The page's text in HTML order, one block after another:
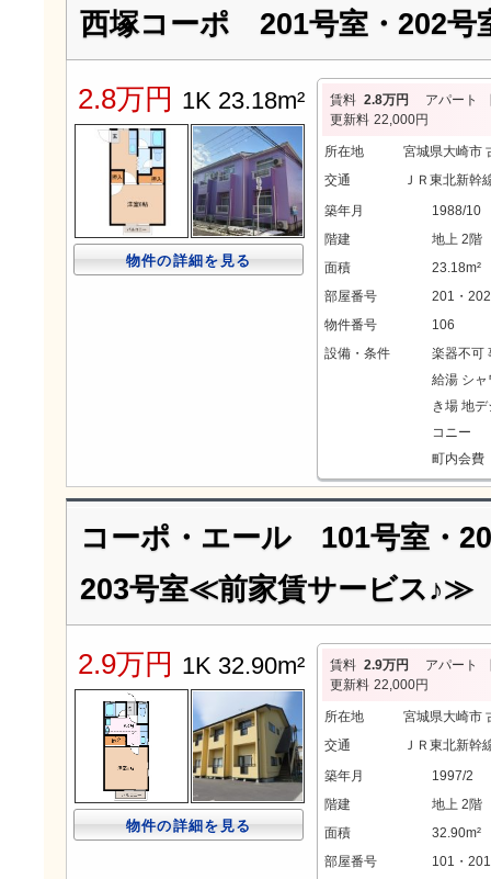
西塚コーポ 201号室・202号
2.8万円 1K 23.18m²
物件の詳細を見る
賃料 2.8万円 アパート
更新料 22,000円
所在地
宮城県大崎市
交通
ＪＲ東北新幹
築年月
1988/10
階建
地上 2階
面積
23.18m²
部屋番号
201・202
物件番号
106
設備・条件
楽器不可
給湯 シャ
き場 地デ
コニー
町内会
コーポ・エール 101号室・
203号室≪前家賃サービス♪≫
2.9万円 1K 32.90m²
物件の詳細を見る
賃料 2.9万円 アパート
更新料 22,000円
所在地
宮城県大崎市
交通
ＪＲ東北新幹
築年月
1997/2
階建
地上 2階
面積
32.90m²
部屋番号
101・